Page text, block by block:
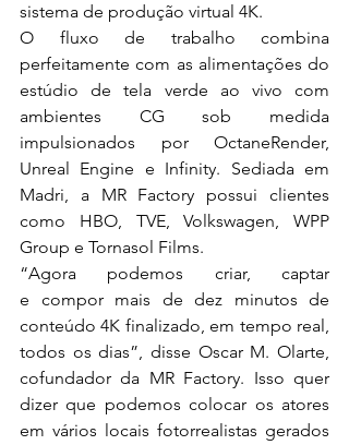
sistema de produção virtual 4K.
O fluxo de trabalho combina
perfeitamente com as alimentações do
estúdio de tela verde ao vivo com
ambientes CG sob medida
impulsionados por OctaneRender,
Unreal Engine e Infinity. Sediada em
Madri, a MR Factory possui clientes
como HBO, TVE, Volkswagen, WPP
Group e Tornasol Films.
“Agora podemos criar, captar
e compor mais de dez minutos de
conteúdo 4K finalizado, em tempo real,
todos os dias”, disse Oscar M. Olarte,
cofundador da MR Factory. Isso quer
dizer que podemos colocar os atores
em vários locais fotorrealistas gerados